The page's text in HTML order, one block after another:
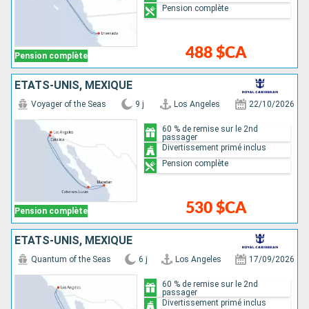
Pension complète 488 $CA
Pension complète
ÉTATS-UNIS, MEXIQUE
Pension complète
Voyager of the Seas 9 j Los Angeles 22/10/2026
530 $CA
60 % de remise sur le 2nd
passager
Divertissement primé inclus
Pension complète
ÉTATS-UNIS, MEXIQUE
Quantum of the Seas 6 j Los Angeles 17/09/2026
60 % de remise sur le 2nd
passager
Divertissement primé inclus